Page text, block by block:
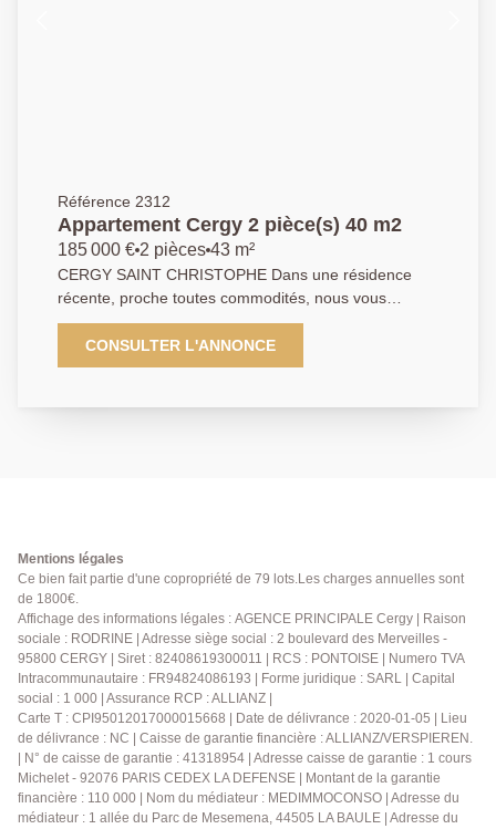
Référence 2312
Appartement Cergy 2 pièce(s) 40 m2
185 000 € 2 pièces 43 m²
CERGY SAINT CHRISTOPHE Dans une résidence
récente, proche toutes commodités, nous vous
invitons à découvrir cet appartement en rez-de-
chaussée offrant : une entrée, un séjour avec une
cuisine ouverte desservant une terrasse et une salle
CONSULTER L'ANNONCE
Mentions légales
Ce bien fait partie d'une copropriété de 79 lots.Les charges annuelles sont
de 1800€.
Affichage des informations légales : AGENCE PRINCIPALE Cergy | Raison
sociale : RODRINE | Adresse siège social : 2 boulevard des Merveilles -
95800 CERGY | Siret : 82408619300011 | RCS : PONTOISE | Numero TVA
Intracommunautaire : FR94824086193 | Forme juridique : SARL | Capital
social : 1 000 | Assurance RCP : ALLIANZ |
Carte T : CPI95012017000015668 | Date de délivrance : 2020-01-05 | Lieu
de délivrance : NC | Caisse de garantie financière : ALLIANZ/VERSPIEREN.
| N° de caisse de garantie : 41318954 | Adresse caisse de garantie : 1 cours
Michelet - 92076 PARIS CEDEX LA DEFENSE | Montant de la garantie
financière : 110 000 | Nom du médiateur : MEDIMMOCONSO | Adresse du
médiateur : 1 allée du Parc de Mesemena, 44505 LA BAULE | Adresse du